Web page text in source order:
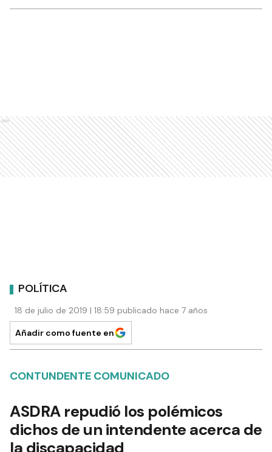
Ads
POLÍTICA
18 de julio de 2019 | 18:59 publicado hace 7 años
Añadir como fuente en
CONTUNDENTE COMUNICADO
ASDRA repudió los polémicos
dichos de un intendente acerca de
la discapacidad